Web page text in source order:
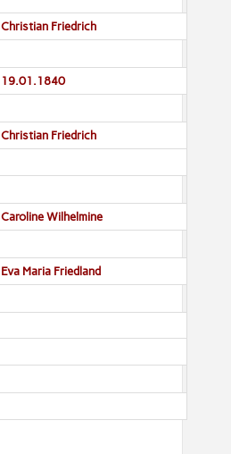
Christian Friedrich
19.01.1840
Christian Friedrich
Caroline Wilhelmine
Eva Maria Friedland